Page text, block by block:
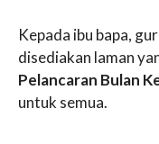
Kepada ibu bapa,
disediakan laman
Pelancaran Bulan
untuk semua.